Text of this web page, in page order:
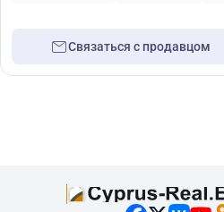
Связаться с продавцом